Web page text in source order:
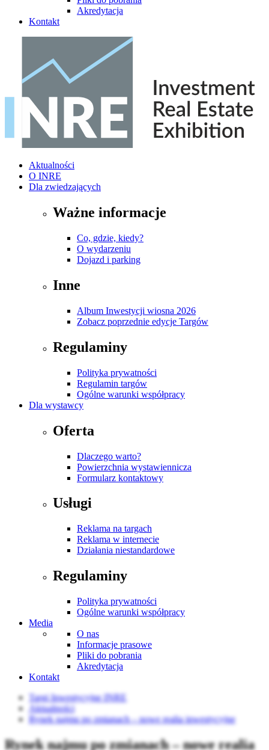
Akredytacja
Kontakt
Aktualności
O INRE
Dla zwiedzających
Ważne informacje
Co, gdzie, kiedy?
O wydarzeniu
Dojazd i parking
Inne
Album Inwestycji wiosna 2026
Zobacz poprzednie edycje Targów
Regulaminy
Polityka prywatności
Regulamin targów
Ogólne warunki współpracy
Dla wystawcy
Oferta
Dlaczego warto?
Powierzchnia wystawiennicza
Formularz kontaktowy
Usługi
Reklama na targach
Reklama w internecie
Działania niestandardowe
Regulaminy
Polityka prywatności
Ogólne warunki współpracy
Media
O nas
Informacje prasowe
Pliki do pobrania
Akredytacja
Kontakt
Targi Inwestycyjne INRE
Aktualności
Rynek najmu po zmianach – nowe realia inwestycyjne
Rynek najmu po zmianach – nowe realia